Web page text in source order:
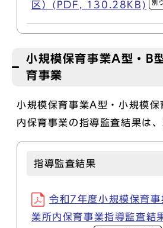
区）(PDF, 130.28KB)
別
小規模保育事業A型・B
育事業
小規模保育事業A型・小規模
内保育事業の指導監査結果は
指導監査結果
令和7年度小規模保育
業所内保育事業指導監査結